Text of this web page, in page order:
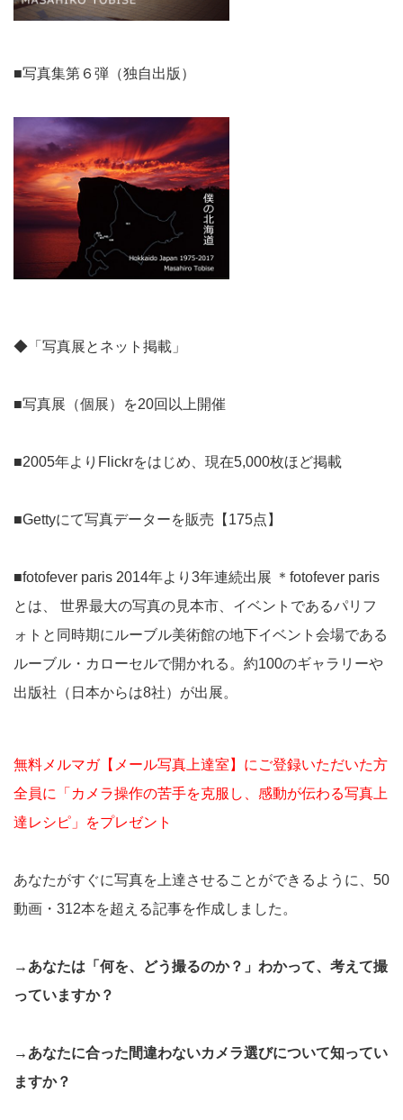
■写真集第６弾（独自出版）
◆「写真展とネット掲載」
■写真展（個展）を20回以上開催
■2005年よりFlickrをはじめ、現在5,000枚ほど掲載
■Gettyにて写真データーを販売【175点】
■fotofever paris 2014年より3年連続出展 ＊fotofever paris
とは、 世界最大の写真の見本市、イベントであるパリフ
ォトと同時期にルーブル美術館の地下イベント会場である
ルーブル・カローセルで開かれる。約100のギャラリーや
出版社（日本からは8社）が出展。
無料メルマガ【メール写真上達室】にご登録いただいた方
全員に「カメラ操作の苦手を克服し、感動が伝わる写真上
達レシピ」をプレゼント
あなたがすぐに写真を上達させることができるように、50
動画・312本を超える記事を作成しました。
→あなたは「何を、どう撮るのか？」わかって、考えて撮
っていますか？
→あなたに合った間違わないカメラ選びについて知ってい
ますか？